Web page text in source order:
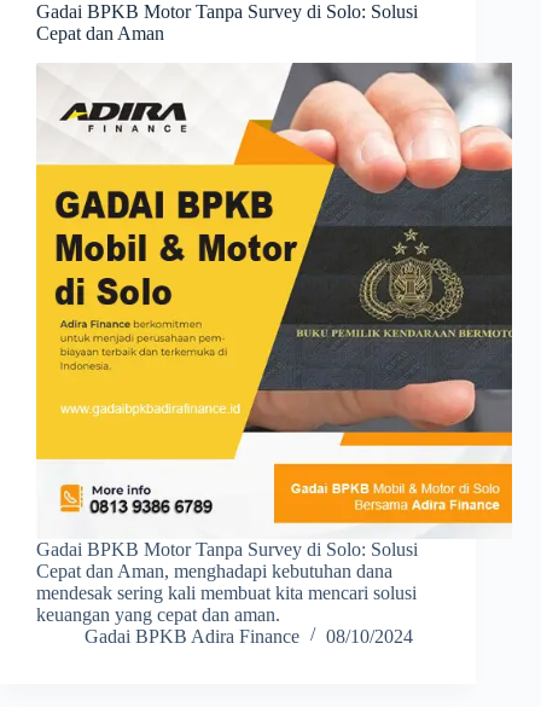
Gadai BPKB Motor Tanpa Survey di Solo: Solusi
Cepat dan Aman
Gadai BPKB Motor Tanpa Survey di Solo: Solusi
Cepat dan Aman, menghadapi kebutuhan dana
mendesak sering kali membuat kita mencari solusi
keuangan yang cepat dan aman.
Gadai BPKB Adira Finance
08/10/2024